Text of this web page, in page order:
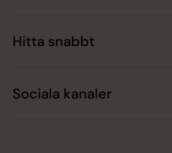
Hitta snabbt
Sociala kanaler